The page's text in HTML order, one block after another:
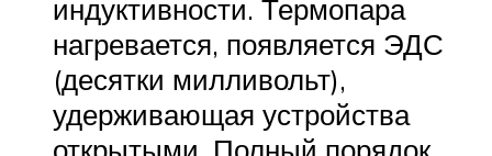
индуктивности. Термопара
нагревается, появляется ЭДС
(десятки милливольт),
удерживающая устройства
открытыми. Полный порядок